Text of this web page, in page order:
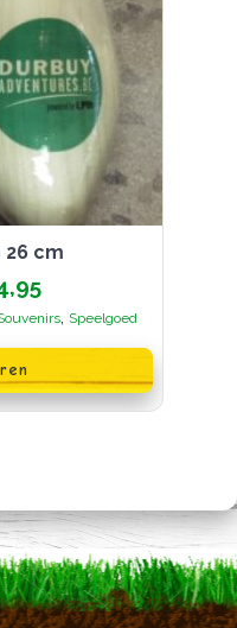
26 cm
Prijsklasse:
€22,95
tot
€24,95
, Speelgoed